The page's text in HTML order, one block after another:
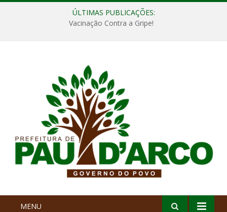
ÚLTIMAS PUBLICAÇÕES:
Vacinação Contra a Gripe!
MENU